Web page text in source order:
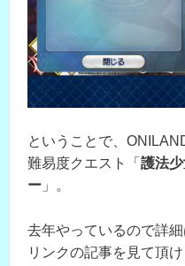
ということで、
難易度クエスト「 護法
ー 」。
去年やっているので詳
リンクの記事を見て頂